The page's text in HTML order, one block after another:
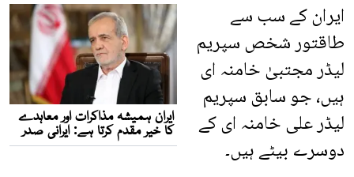
ایران کے سب سے
طاقتور شخص سپریم
لیڈر مجتبیٰ خامنہ ای
ہیں، جو سابق سپریم
لیڈر علی خامنہ ای کے
دوسرے بیٹے ہیں۔